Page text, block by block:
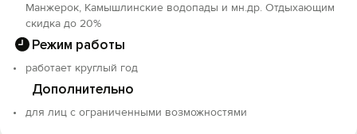
Манжерок, Камышлинские водопады и мн.др. Отдыхающим
скидка до 20%
Режим работы
работает круглый год
Дополнительно
для лиц с ограниченными возможностями